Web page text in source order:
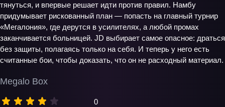
Megalo Box
0
тянуться, и впервые решает идти против правил. Намбу
придумывает рискованный план — попасть на главный турнир
«Мегалония», где дерутся в усилителях, а любой промах
заканчивается больницей. JD выбирает самое опасное: драться
без защиты, полагаясь только на себя. И теперь у него есть
считанные бои, чтобы доказать, что он не расходный материал.